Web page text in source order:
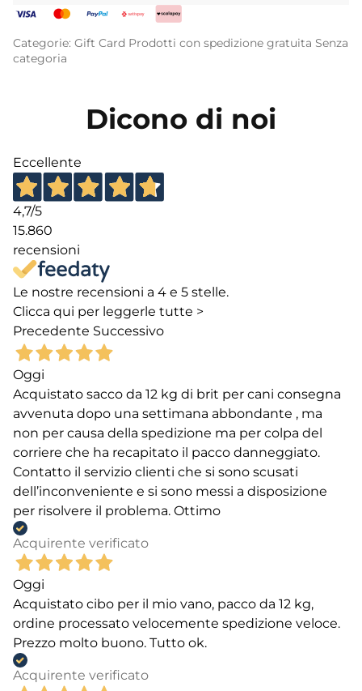
Categorie: Gift Card Prodotti con spedizione gratuita Senza
categoria
Dicono di noi
Eccellente
4,7/5
15.860
recensioni
Le nostre recensioni a 4 e 5 stelle.
Clicca qui per leggerle tutte >
Precedente Successivo
Oggi
Acquistato sacco da 12 kg di brit per cani consegna
avvenuta dopo una settimana abbondante , ma
non per causa della spedizione ma per colpa del
corriere che ha recapitato il pacco danneggiato.
Contatto il servizio clienti che si sono scusati
dell’inconveniente e si sono messi a disposizione
per risolvere il problema. Ottimo
Acquirente verificato
Oggi
Acquistato cibo per il mio vano, pacco da 12 kg,
ordine processato velocemente spedizione veloce.
Prezzo molto buono. Tutto ok.
Acquirente verificato